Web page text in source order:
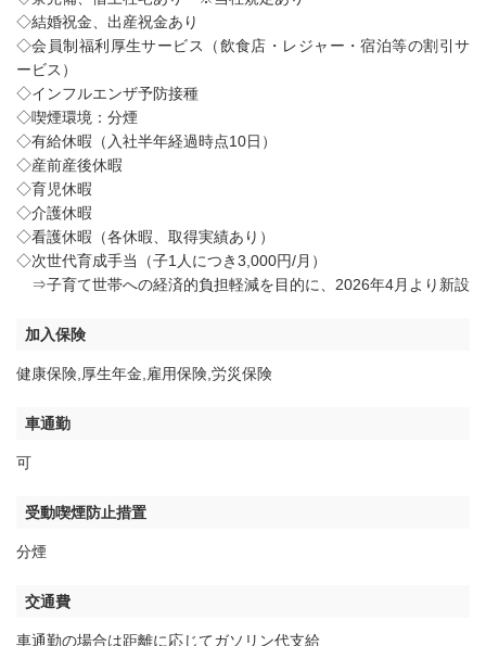
◇結婚祝金、出産祝金あり
◇会員制福利厚生サービス（飲食店・レジャー・宿泊等の割引サ
ービス）
◇インフルエンザ予防接種
◇喫煙環境：分煙
◇有給休暇（入社半年経過時点10日）
◇産前産後休暇
◇育児休暇
◇介護休暇
◇看護休暇（各休暇、取得実績あり）
◇次世代育成手当（子1人につき3,000円/月）
⇒子育て世帯への経済的負担軽減を目的に、2026年4月より新設
加入保険
健康保険,厚生年金,雇用保険,労災保険
車通勤
可
受動喫煙防止措置
分煙
交通費
車通勤の場合は距離に応じてガソリン代支給